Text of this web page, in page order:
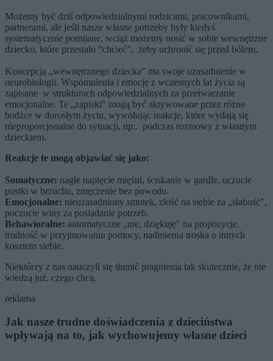
Możemy być dziś odpowiedzialnymi rodzicami, pracownikami,
partnerami, ale jeśli nasze własne potrzeby były kiedyś
systematycznie pomijane, wciąż możemy nosić w sobie wewnętrzne
dziecko, które przestało “chcieć”, żeby uchronić się przed bólem.
Koncepcja „wewnętrznego dziecka” ma swoje uzasadnienie w
neurobiologii. Wspomnienia i emocje z wczesnych lat życia są
zapisane w strukturach odpowiedzialnych za przetwarzanie
emocjonalne. Te „zapiski" mogą być aktywowane przez różne
bodźce w dorosłym życiu, wywołując reakcje, które wydają się
nieproporcjonalne do sytuacji, np:. podczas rozmowy z własnym
dzieckiem.
Reakcje te mogą objawiać się jako:
Somatyczne: nagłe napięcie mięśni, ściskanie w gardle, uczucie
pustki w brzuchu, zmęczenie bez powodu.
Emocjonalne: nieuzasadniony smutek, złość na siebie za „słabość",
poczucie winy za posiadanie potrzeb.
Behawioralne: automatyczne „nie, dziękuję" na propozycje,
trudność w przyjmowaniu pomocy, nadmierna troska o innych
kosztem siebie.
Niektórzy z nas nauczyli się tłumić pragnienia tak skutecznie, że nie
wiedzą już, czego chcą.
reklama
Jak nasze trudne doświadczenia z dzieciństwa
wpływają na to, jak wychowujemy własne dzieci